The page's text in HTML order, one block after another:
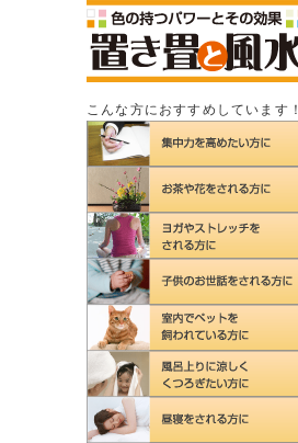
こんな方におすすめしています！